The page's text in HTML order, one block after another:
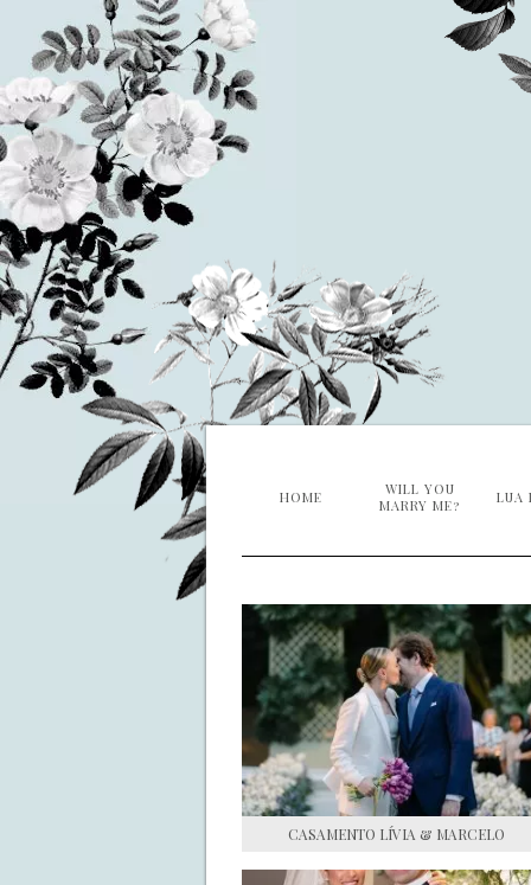
HOME
WILL YOU
MARRY ME?
LUA
CASAMENTO LÍVIA & MARCELO